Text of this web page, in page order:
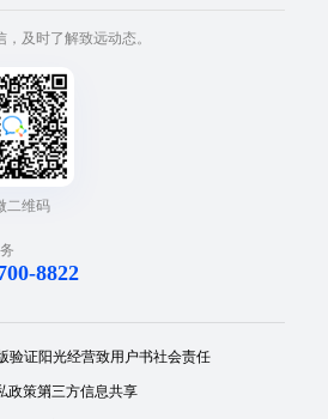
及时了解致远动态。
二维码
8822
验证阳光经营致用户书社会责任
政策第三方信息共享